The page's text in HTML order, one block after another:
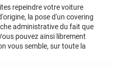
repeindre votre voiture
la pose d'un covering
administrative du fait que
pouvez ainsi librement
vous semble, sur toute la
conseillers
tout moment